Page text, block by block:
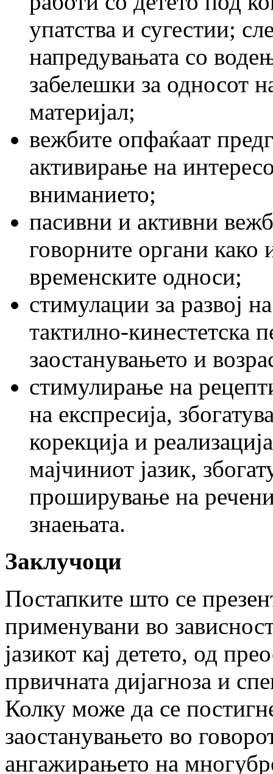
упатства и сугестии;
напредувањата со
забелешки за односот
материјал;
вежбите опфаќаат
активирање на
вниманието;
пасивни и активни
говорните органи
временските односи;
стимулации за развој
тактилно-кинестетска
заостанувањето и
стимулирање на
на експресија,
корекција и
мајчиниот јазик,
проширување на
знаењата.
Заклучоци
Постапките што се
применувани во
јазикот кај детето, од
првичната дијагноза и
Колку може да се
заостанувањето во
ангажирањето на